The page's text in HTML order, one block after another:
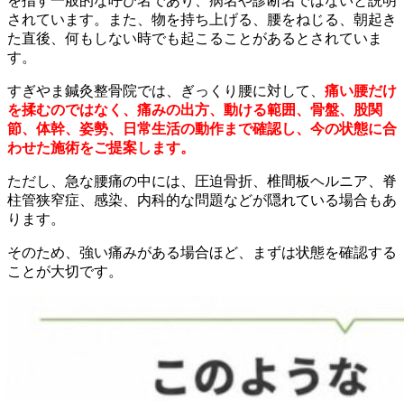
されています。また、物を持ち上げる、腰をねじる、朝起き
た直後、何もしない時でも起こることがあるとされていま
す。
すぎやま鍼灸整骨院では、ぎっくり腰に対して、 痛い腰だけ
を揉むのではなく、痛みの出方、動ける範囲、骨盤、股関
節、体幹、姿勢、日常生活の動作まで確認し、今の状態に合
わせた施術をご提案します。
ただし、急な腰痛の中には、圧迫骨折、椎間板ヘルニア、脊
柱管狭窄症、感染、内科的な問題などが隠れている場合もあ
ります。
そのため、強い痛みがある場合ほど、まずは状態を確認する
ことが大切です。